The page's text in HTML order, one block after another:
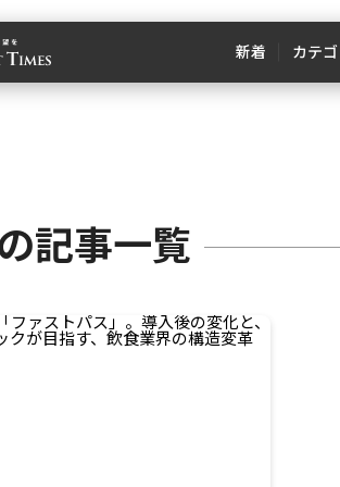
新着 カテゴ
記事一覧